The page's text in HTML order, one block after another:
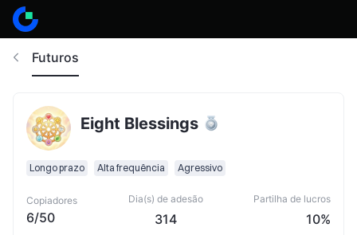
Futuros
Eight Blessings
Longo prazo Alta frequência Agressivo
Copiadores
6/50
Dia(s) de adesão
314
Partilha de lucros
10%